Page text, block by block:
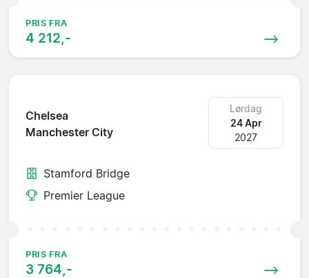
PRIS FRA
4 212,-
Chelsea
Manchester City
Lørdag
24 Apr
2027
Stamford Bridge
Premier League
PRIS FRA
3 764,-